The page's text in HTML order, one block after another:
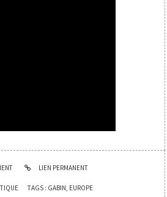
LIEN PERMANENT
TAGS : GABIN, EUROPE